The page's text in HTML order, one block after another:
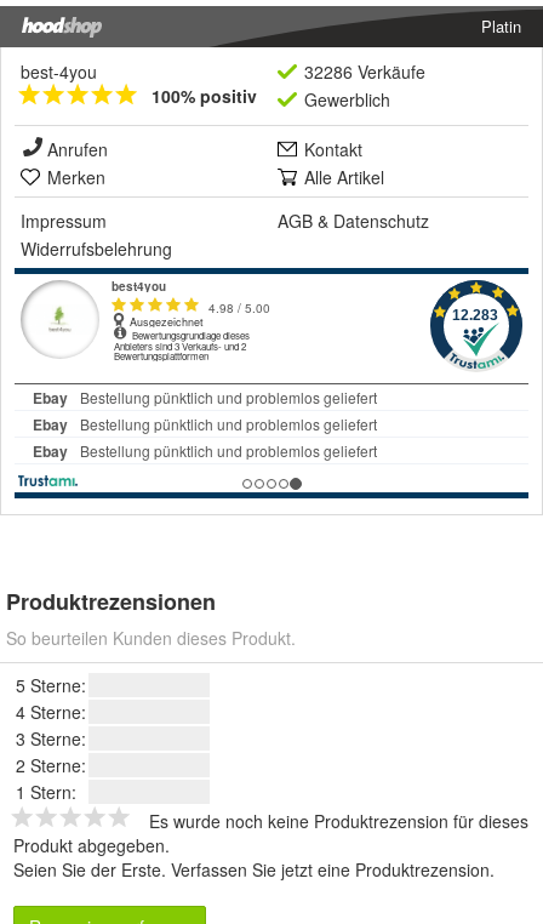
Platin
best-4you
100% positiv
32286 Verkäufe
Gewerblich
Anrufen
Kontakt
Merken
Alle Artikel
Impressum
AGB & Datenschutz
Widerrufsbelehrung
Produktrezensionen
So beurteilen Kunden dieses Produkt.
5 Sterne:
4 Sterne:
3 Sterne:
2 Sterne:
1 Stern:
Es wurde noch keine Produktrezension für dieses
Produkt abgegeben.
Seien Sie der Erste. Verfassen Sie jetzt eine Produktrezension.